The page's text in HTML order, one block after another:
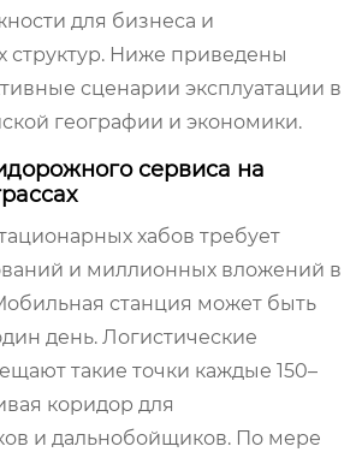
для бизнеса и
структур. Ниже приведены
сценарии эксплуатации в
географии и экономики.
сервиса на
хабов требует
и миллионных вложений в
станция может быть
день. Логистические
такие точки каждые 150–
коридор для
и дальнобойщиков. По мере